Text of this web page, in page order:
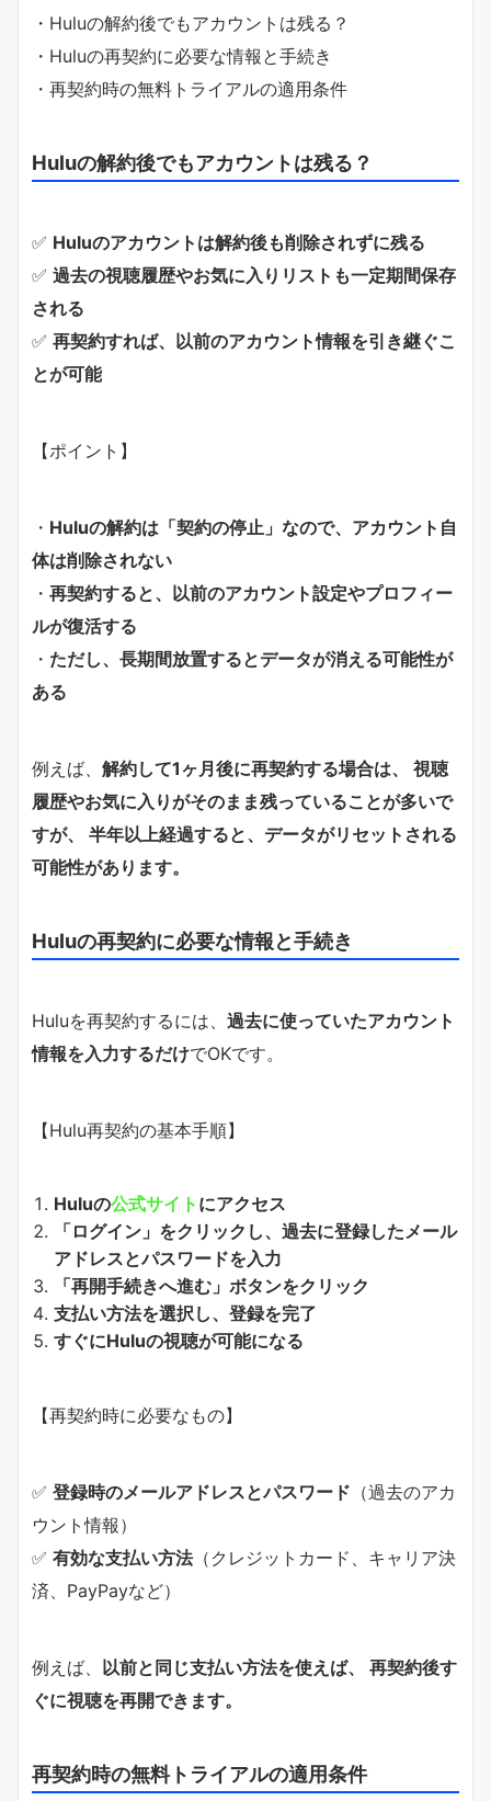
・Huluの解約後でもアカウントは残る？
・Huluの再契約に必要な情報と手続き
・再契約時の無料トライアルの適用条件
Huluの解約後でもアカウントは残る？
✅ Huluのアカウントは解約後も削除されずに残る
✅ 過去の視聴履歴やお気に入りリストも一定期間保存
される
✅ 再契約すれば、以前のアカウント情報を引き継ぐこ
とが可能
【ポイント】
・ Huluの解約は「契約の停止」なので、アカウント自
体は削除されない
・ 再契約すると、以前のアカウント設定やプロフィー
ルが復活する
・ ただし、長期間放置するとデータが消える可能性が
ある
例えば、 解約して1ヶ月後に再契約する場合は、 視聴
履歴やお気に入りがそのまま残っていることが多いで
すが、 半年以上経過すると、データがリセットされる
可能性があります。
Huluの再契約に必要な情報と手続き
Huluを再契約するには、 過去に使っていたアカウント
情報を入力するだけでOKです。
【Hulu再契約の基本手順】
Huluの公式サイト にアクセス
「ログイン」をクリックし、過去に登録したメール
アドレスとパスワードを入力
「再開手続きへ進む」ボタンをクリック
支払い方法を選択し、登録を完了
すぐにHuluの視聴が可能になる
【再契約時に必要なもの】
✅ 登録時のメールアドレスとパスワード （過去のアカ
ウント情報）
✅ 有効な支払い方法（クレジットカード、キャリア決
済、PayPayなど）
例えば、 以前と同じ支払い方法を使えば、 再契約後す
ぐに視聴を再開できます。
再契約時の無料トライアルの適用条件